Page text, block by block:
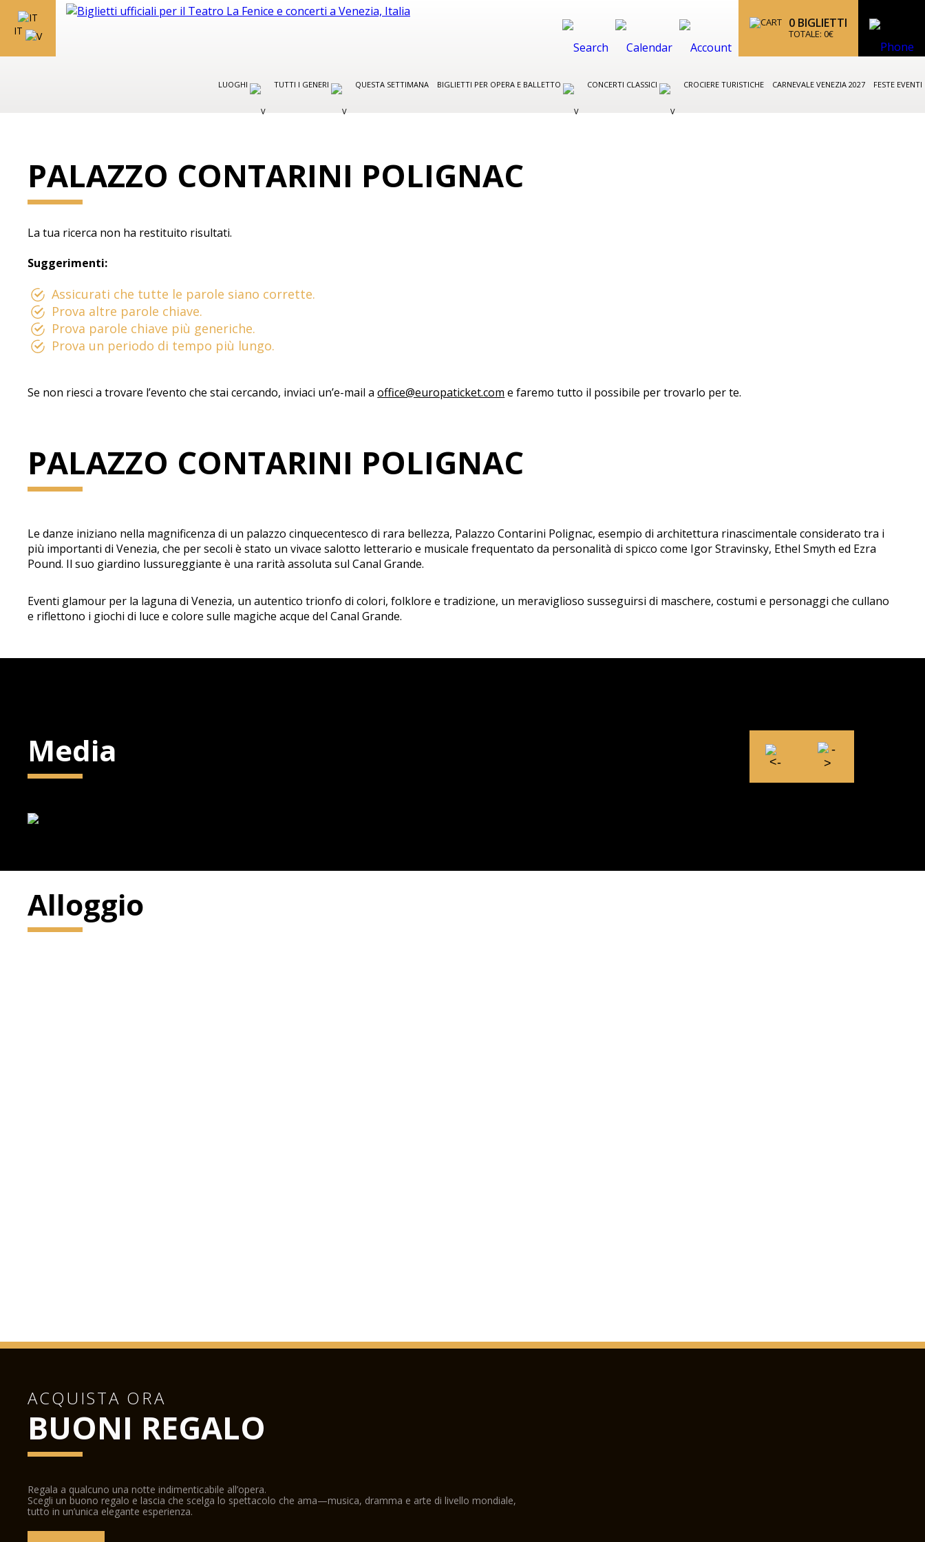
IT
0 BIGLIETTI
TOTALE: 0€
LUOGHI TUTTI I GENERI QUESTA SETTIMANA BIGLIETTI PER OPERA E BALLETTO CONCERTI CLASSICI CROCIERE TURISTICHE CARNEVALE VENEZIA 2027 FESTE EVENTI
PALAZZO CONTARINI POLIGNAC
La tua ricerca non ha restituito risultati.
Suggerimenti:
Assicurati che tutte le parole siano corrette.
Prova altre parole chiave.
Prova parole chiave più generiche.
Prova un periodo di tempo più lungo.
Se non riesci a trovare l’evento che stai cercando, inviaci un’e-mail aoffice@europaticket.com e faremo tutto il possibile per trovarlo per te.
PALAZZO CONTARINI POLIGNAC
Le danze iniziano nella magnificenza di un palazzo cinquecentesco di rara bellezza, Palazzo Contarini Polignac, esempio di architettura rinascimentale considerato tra i
più importanti di Venezia, che per secoli è stato un vivace salotto letterario e musicale frequentato da personalità di spicco come Igor Stravinsky, Ethel Smyth ed Ezra
Pound. Il suo giardino lussureggiante è una rarità assoluta sul Canal Grande.
Eventi glamour per la laguna di Venezia, un autentico trionfo di colori, folklore e tradizione, un meraviglioso susseguirsi di maschere, costumi e personaggi che cullano
e riflettono i giochi di luce e colore sulle magiche acque del Canal Grande.
Media
Alloggio
ACQUISTA ORA
BUONI REGALO
Regala a qualcuno una notte indimenticabile all’opera.
Scegli un buono regalo e lascia che scelga lo spettacolo che ama—musica, dramma e arte di livello mondiale,
tutto in un’unica elegante esperienza.